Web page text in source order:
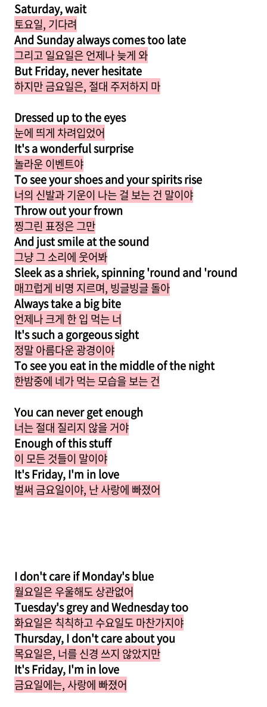
Saturday, wait
토요일, 기다려
And Sunday always comes too late
그리고 일요일은 언제나 늦게 와
But Friday, never hesitate
하지만 금요일은, 절대 주저하지 마
Dressed up to the eyes
눈에 띄게 차려입었어
It's a wonderful surprise
놀라운 이벤트야
To see your shoes and your spirits rise
너의 신발과 기운이 나는 걸 보는 건 말이야
Throw out your frown
찡그린 표정은 그만
And just smile at the sound
그냥 그 소리에 웃어봐
Sleek as a shriek, spinning 'round and 'round
매끄럽게 비명 지르며, 빙글빙글 돌아
Always take a big bite
언제나 크게 한 입 먹는 너
It's such a gorgeous sight
정말 아름다운 광경이야
To see you eat in the middle of the night
한밤중에 네가 먹는 모습을 보는 건
You can never get enough
너는 절대 질리지 않을 거야
Enough of this stuff
이 모든 것들이 말이야
It's Friday, I'm in love
벌써 금요일이야, 난 사랑에 빠졌어
I don't care if Monday's blue
월요일은 우울해도 상관없어
Tuesday's grey and Wednesday too
화요일은 칙칙하고 수요일도 마찬가지야
Thursday, I don't care about you
목요일은, 너를 신경 쓰지 않았지만
It's Friday, I'm in love
금요일에는, 사랑에 빠졌어